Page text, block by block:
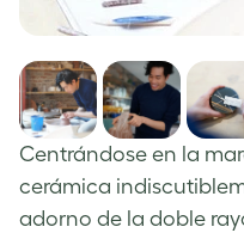
Centrándose en la
cerámica
adorno de la doble